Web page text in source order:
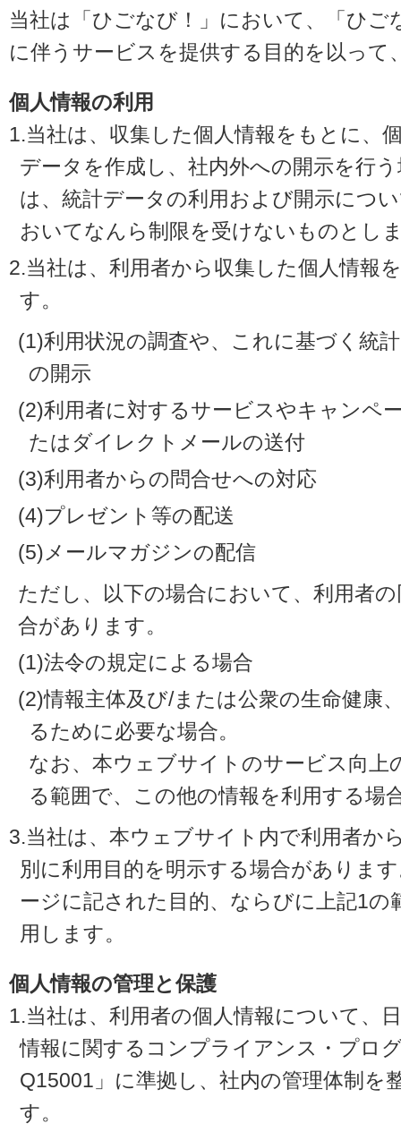
当社は「ひごなび！」において、「ひ
に伴うサービスを提供する目的を以って
個人情報の利用
1.当社は、収集した個人情報をもとに、
データを作成し、社内外への開示を行
は、統計データの利用および開示につ
おいてなんら制限を受けないものとし
2.当社は、利用者から収集した個人情報
す。
(1)利用状況の調査や、これに基づく統
の開示
(2)利用者に対するサービスやキャンペ
たはダイレクトメールの送付
(3)利用者からの問合せへの対応
(4)プレゼント等の配送
(5)メールマガジンの配信
ただし、以下の場合において、利用者
合があります。
(1)法令の規定による場合
(2)情報主体及び/または公衆の生命健康
るために必要な場合。
なお、本ウェブサイトのサービス向上
る範囲で、この他の情報を利用する場
3.当社は、本ウェブサイト内で利用者か
別に利用目的を明示する場合がありま
ージに記された目的、ならびに上記1の
用します。
個人情報の管理と保護
1.当社は、利用者の個人情報について、
情報に関するコンプライアンス・プロ
Q15001」に準拠し、社内の管理体制を
す。